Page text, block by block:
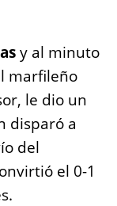
y al minuto
marfileño
le dio un
disparó a
del
el 0-1